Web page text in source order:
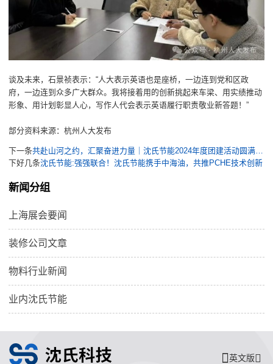
谈及未来，石景祯表示：“人大表示英语也是座桥，一边连到党和区政
府，一边连到众多广大群众。我将接着用的创新挑起来车梁、用实绩推动
形象、用计划彰显人心，写作人代会表示英语履行职责敬业新答题！”
部分资料来源：杭州人大发布
下一条
下好几条沈氏节能:强强联合！沈氏节能携手中海油，共推PCHE技术创新
新闻分组
上海展会要闻
装修公司文章
物料行业新闻
业内沈氏节能
英文版